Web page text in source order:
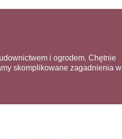
i ogrodem. Chętnie
skomplikowane zagadnienia w